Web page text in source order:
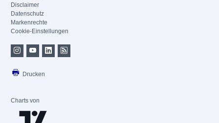
Disclaimer
Datenschutz
Markenrechte
Cookie-Einstellungen
Drucken
Charts von